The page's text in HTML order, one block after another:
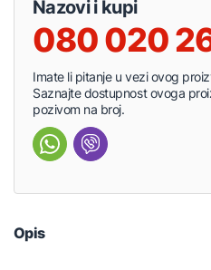
Nazovi i kupi
080 020
Imate li pitanje u vezi ovog
Saznajte dostupnost ovoga
pozivom na broj.
Opis